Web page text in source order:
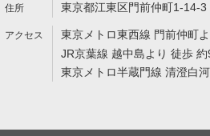
東京都江東区門前仲町1-14-
東京メトロ東西線 門前仲町
JR京葉線 越中島より 徒歩 約
東京メトロ半蔵門線 清澄白